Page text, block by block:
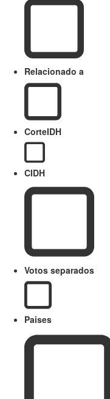
Relacionado a
CorteIDH
CIDH
Votos separados
Paises